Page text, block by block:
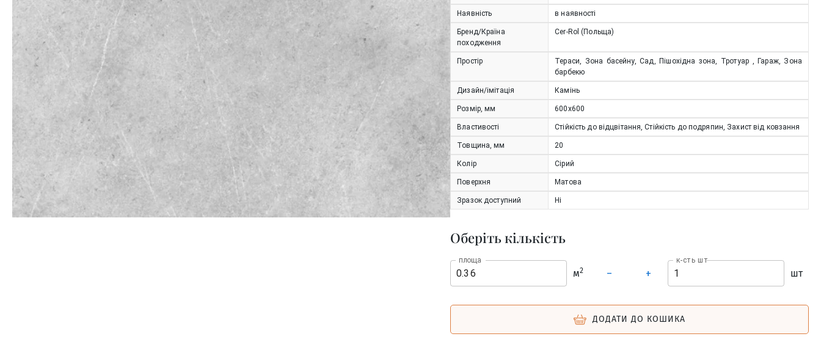
Наявність в наявності
Бренд/Країна
походження
Cer-Rol (Польща)
Простір
Тераси, Зона басейну, Сад, Пішохідна зона, Тротуар , Гараж, Зона
барбекю
Дизайн/імітація Камінь
Розмір, мм 600х600
Властивості Стійкість до відцвітання, Стійкість до подряпин, Захист від ковзання
Товщина, мм 20
Колір Сірий
Поверхня Матова
Зразок доступний Ні
Оберіть кількість
площа
м2 – +
к-сть шт
шт
ДОДАТИ ДО КОШИКА